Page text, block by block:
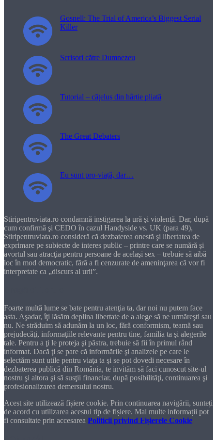
Gosnell: The Trial of America’s Biggest Serial
Killer
Scrisori către Dumnezeu
Tutorial – cățeluș din hârtie pliată
The Great Debaters
Eu sunt pro-viață, dar…
Stiripentruviata.ro condamnă instigarea la ură şi violenţă. Dar, după
cum confirmă şi CEDO în cazul Handyside vs. UK (para 49),
Stiripentruviata.ro consideră că dezbaterea onestă şi libertatea de
exprimare pe subiecte de interes public – printre care se numără şi
avortul sau atracţia pentru persoane de acelaşi sex – trebuie să aibă
loc în mod democratic, fără a fi cenzurate de ameninţarea că vor fi
interpretate ca „discurs al urii”.
Foarte multă lume se bate pentru atenţia ta, dar noi nu putem face
asta. Aşadar, îţi lăsăm deplina libertate de a alege să ne urmăreşti sau
nu. Ne străduim să adunăm la un loc, fără conformism, teamă sau
prejudecăţi, informaţiile relevante pentru tine, familia ta şi alegerile
tale. Pentru a ţi le proteja şi păstra, trebuie să fii în primul rând
informat. Dacă ţi se pare că informările şi analizele pe care le
selectăm sunt utile pentru viaţa ta şi se pot dovedi necesare în
dezbaterea publică din România, te invităm să faci cunoscut site-ul
nostru şi altora şi să susţii financiar, după posibilităţi, continuarea şi
profesionalizarea demersului nostru.
Acest site utilizează fișiere cookie. Prin continuarea navigării, sunteți
de acord cu utilizarea acestui tip de fișiere. Mai multe informații pot
fi consultate prin accesarea Politicii privind Fișierele Cookie